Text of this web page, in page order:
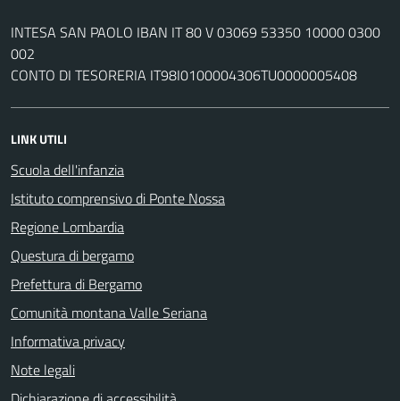
INTESA SAN PAOLO IBAN IT 80 V 03069 53350 10000 0300
002
CONTO DI TESORERIA IT98I0100004306TU0000005408
LINK UTILI
Scuola dell'infanzia
Istituto comprensivo di Ponte Nossa
Regione Lombardia
Questura di bergamo
Prefettura di Bergamo
Comunità montana Valle Seriana
Informativa privacy
Note legali